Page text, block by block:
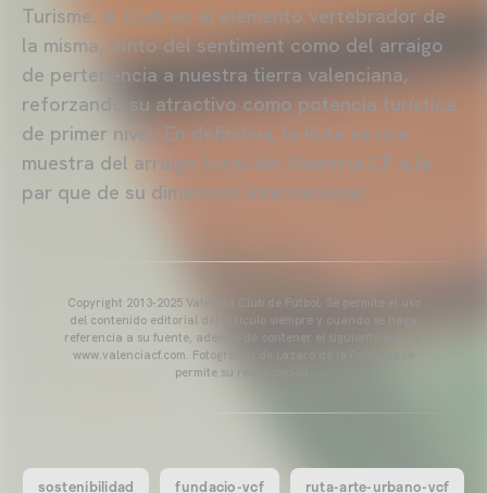
Turisme, el Club es el elemento vertebrador de
la misma, tanto del sentiment como del arraigo
de pertenencia a nuestra tierra valenciana,
reforzando su atractivo como potencia turística
de primer nivel. En definitiva, la Ruta es una
muestra del arraigo local del Valencia CF a la
par que de su dimensión internacional.
Copyright 2013-2025 Valencia Club de Fútbol. Se permite el uso
del contenido editorial del artículo siempre y cuando se haga
referencia a su fuente, además de contener el siguiente enlace:
www.valenciacf.com. Fotografías de Lázaro de la Peña, no se
permite su reutilización.
sostenibilidad fundacio-vcf ruta-arte-urbano-vcf